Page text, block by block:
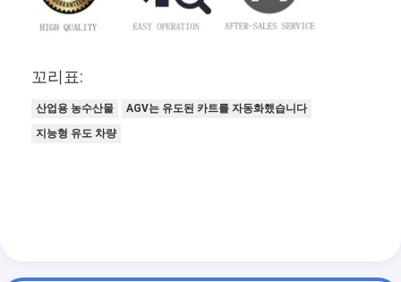
꼬리표:
산업용 농수산물
AGV는 유도된 카트를 자동화했습니다
지능형 유도 차량